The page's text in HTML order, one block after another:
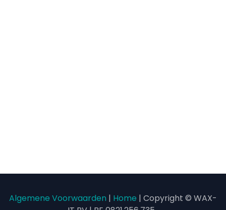
Algemene Voorwaarden | Home | Copyright © WAX-